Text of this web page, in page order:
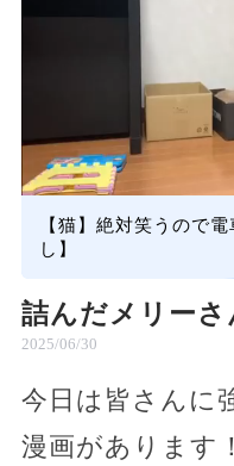
【猫】絶対笑うので
し】
詰んだメリーさ
2025/06/30
今日は皆さんに
漫画があります